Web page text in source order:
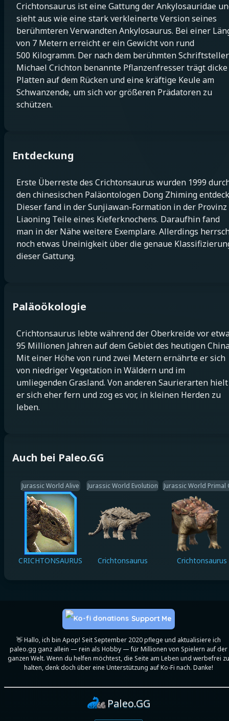
Crichtonsaurus ist eine Gattung der Ankylosauridae
sieht aus wie eine stark verkleinerte Version seines
berühmteren Verwandten Ankylosaurus. Bei einer
von 7 Metern erreicht er ein Gewicht von rund
500 Kilogramm. Der nach dem berühmten Schriftsteller
Michael Crichton benannte Pflanzenfresser trägt dicke
Platten auf dem Rücken und eine kräftige Keule am
Schwanzende, um sich vor größeren Prädatoren zu
schützen.
Entdeckung
Erste Überreste des Crichtonsaurus wurden 1999
den chinesischen Paläontologen Dong Zhiming
Dieser fand in der Sunjiawan-Formation in der Provinz
Liaoning Teile eines Kieferknochens. Daraufhin fand
man in der Nähe weitere Exemplare. Allerdings
noch etwas Uneinigkeit über die genaue
dieser Gattung.
Paläoökologie
Crichtonsaurus lebte während der Oberkreide vor
95 Millionen Jahren auf dem Gebiet des heutigen
Mit einer Höhe von rund zwei Metern ernährte er sich
von niedriger Vegetation in Wäldern und im
umliegenden Grasland. Von anderen Saurierarten hielt
er sich eher fern und zog es vor, in kleinen Herden zu
leben.
Auch bei Paleo.GG
Jurassic World Alive
CRICHTONSAURUS
Jurassic World Evolution
Crichtonsaurus
Jurassic World Primal
Crichtonsaurus
👋 Hallo, ich bin Apop! Seit September 2020 pflege und aktualisiere ich
paleo.gg ganz allein — rein als Hobby — für Millionen von Spielern auf der
ganzen Welt. Wenn du helfen möchtest, die Seite am Leben und werbefrei zu
halten, denk doch über eine Unterstützung auf Ko-Fi nach. Danke!
Support Me
Paleo.GG